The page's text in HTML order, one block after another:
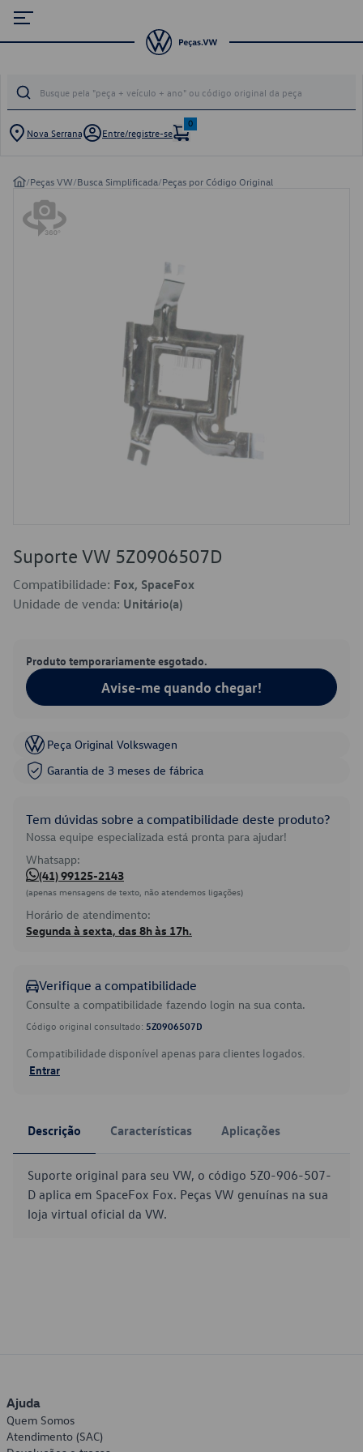
Nova Serrana Entre/registre-se
0
/Peças VW/Busca Simplificada/Peças por Código Original
Suporte VW 5Z0906507D
Compatibilidade: Fox, SpaceFox
Unidade de venda: Unitário(a)
Produto temporariamente esgotado.
Avise-me quando chegar!
Peça Original Volkswagen
Garantia de 3 meses de fábrica
Tem dúvidas sobre a compatibilidade deste produto?
Nossa equipe especializada está pronta para ajudar!
Whatsapp:
(41) 99125-2143
(apenas mensagens de texto, não atendemos ligações)
Horário de atendimento:
Segunda à sexta, das 8h às 17h.
Verifique a compatibilidade
Consulte a compatibilidade fazendo login na sua conta.
Código original consultado: 5Z0906507D
Compatibilidade disponível apenas para clientes logados.
Entrar
Descrição Características Aplicações
Suporte original para seu VW, o código 5Z0-906-507-
D aplica em SpaceFox Fox. Peças VW genuínas na sua
loja virtual oficial da VW.
Ajuda
Quem Somos
Atendimento (SAC)